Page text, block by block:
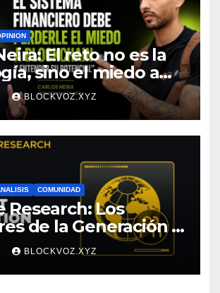
El reto no es la
sino el miedo a
BLOCKVOZ.XYZ
COMUNIDAD
Research: Los
de la Generación Z
más jóvenes y
mayor disciplina
BLOCKVOZ.XYZ